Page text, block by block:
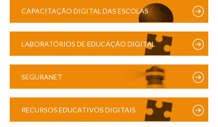
CAPACITAÇÃO DIGITAL DAS ESCOLAS
LABORATÓRIOS DE EDUCAÇÃO DIGITAL
SEGURANET
RECURSOS EDUCATIVOS DIGITAIS